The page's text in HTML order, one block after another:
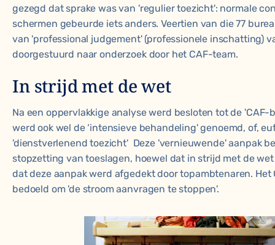
gezegd dat sprake was van 'regulier toezicht': normale
schermen gebeurde iets anders. Veertien van die 77
van 'professional judgement' (professionele inschatting)
doorgestuurd naar onderzoek door het CAF-team.
In strijd met de wet
Na een oppervlakkige analyse werd besloten tot de 'CAF-
werd ook wel de ‘intensieve behandeling' genoemd, of,
'dienstverlenend toezicht' Deze 'vernieuwende' aanpak
stopzetting van toeslagen, hoewel dat in strijd met de wet
dat deze aanpak werd afgedektdoor topambtenaren. Het
bedoeld om 'de stroom aanvragen te stoppen'.